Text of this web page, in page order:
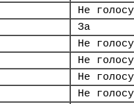
Не
За
Не
Не
Не
Не